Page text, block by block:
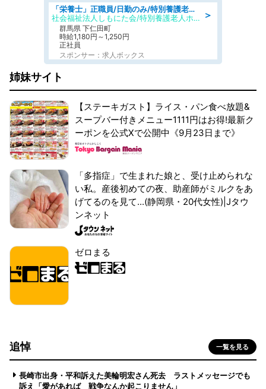
＞
「栄養士」正職員/日勤のみ/特別養護老人ホーム
社会福祉法人しもにた会/特別養護老人ホーム かぶらの里
群馬県 下仁田町
時給1,180円～1,250円
正社員
スポンサー：求人ボックス
姉妹サイト
【ステーキガスト】ライス・パン食べ放題&
スープバー付きメニュー1111円はお得!最新ク
ーポンを公式Xで公開中《9月23日まで》
「多指症」で生まれた娘と、受け止められな
い私。産後初めての夜、助産師がミルクをあ
げてるのを見て...(静岡県・20代女性)|Jタウ
ンネット
ゼロまる
追悼 一覧を見る
長崎市出身・平和訴えた美輪明宏さん死去 ラストメッセージでも
訴え「愛があれば 戦争なんか起こりません」